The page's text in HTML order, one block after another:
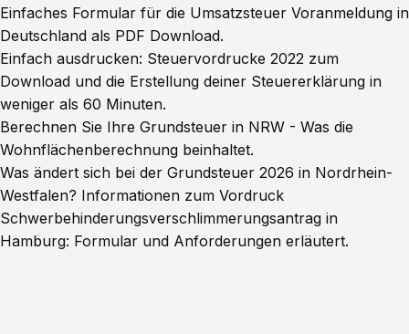
Einfaches Formular für die Umsatzsteuer Voranmeldung in
Deutschland als PDF Download.
Einfach ausdrucken: Steuervordrucke 2022 zum
Download und die Erstellung deiner Steuererklärung in
weniger als 60 Minuten.
Berechnen Sie Ihre Grundsteuer in NRW - Was die
Wohnflächenberechnung beinhaltet.
Was ändert sich bei der Grundsteuer 2026 in Nordrhein-
Westfalen? Informationen zum Vordruck
Schwerbehinderungsverschlimmerungsantrag in
Hamburg: Formular und Anforderungen erläutert.